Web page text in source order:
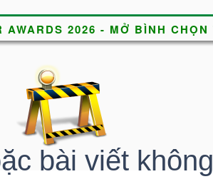
bài viết